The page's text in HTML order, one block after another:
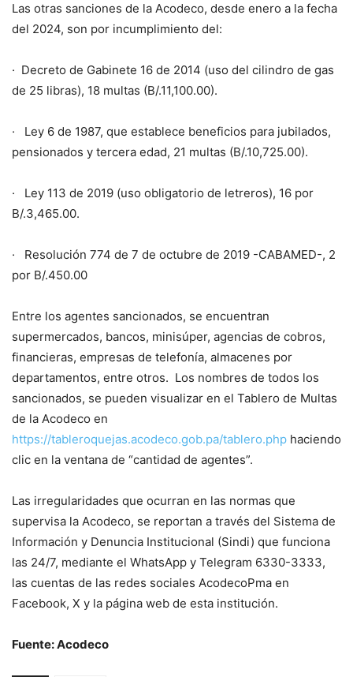
Las otras sanciones de la Acodeco, desde enero a la fecha
del 2024, son por incumplimiento del:
· Decreto de Gabinete 16 de 2014 (uso del cilindro de gas
de 25 libras), 18 multas (B/.11,100.00).
· Ley 6 de 1987, que establece beneficios para jubilados,
pensionados y tercera edad, 21 multas (B/.10,725.00).
· Ley 113 de 2019 (uso obligatorio de letreros), 16 por
B/.3,465.00.
· Resolución 774 de 7 de octubre de 2019 -CABAMED-, 2
por ​B/.450.00
Entre los agentes sancionados, se encuentran
supermercados, bancos, minisúper, agencias de cobros,
financieras, empresas de telefonía, almacenes por
departamentos, entre otros. Los nombres de todos los
sancionados, se pueden visualizar en el Tablero de Multas
de la Acodeco en
https://tableroquejas.acodeco.gob.pa/tablero.php haciendo
clic en la ventana de “cantidad de agentes”.
Las irregularidades que ocurran en las normas que
supervisa la Acodeco, se reportan a través del Sistema de
Información y Denuncia Institucional (Sindi) que funciona
las 24/7, mediante el WhatsApp y Telegram 6330-3333,
las cuentas de las redes sociales AcodecoPma en
Facebook, X y la página web de esta institución.​
Fuente: Acodeco